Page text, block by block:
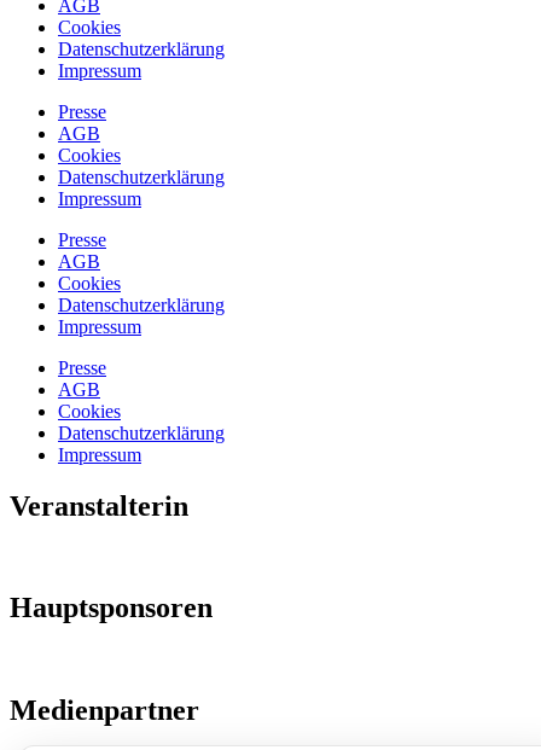
AGB
Cookies
Datenschutzerklärung
Impressum
Presse
AGB
Cookies
Datenschutzerklärung
Impressum
Presse
AGB
Cookies
Datenschutzerklärung
Impressum
Presse
AGB
Cookies
Datenschutzerklärung
Impressum
Veranstalterin
Hauptsponsoren
Medienpartner